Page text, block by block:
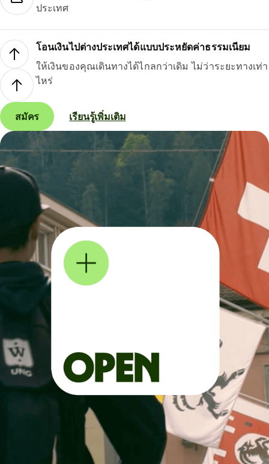
ประเทศ
โอนเงินไปต่างประเทศได้แบบประหยัดค่าธรรมเนียม
ให้เงินของคุณเดินทางได้ไกลกว่าเดิม ไม่ว่าระยะทางเท่า
ไหร่
สมัคร เรียนรู้เพิ่มเติม